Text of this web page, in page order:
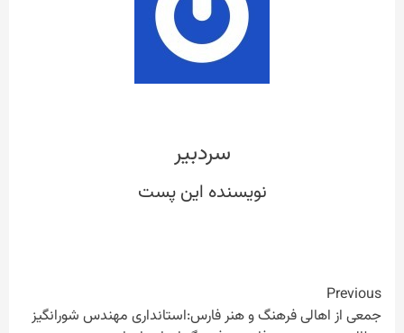
سردبیر
Continue
Previous
جمعی از اهالی فرهنگ و هنر فارس:استانداری مهندس شورانگیز